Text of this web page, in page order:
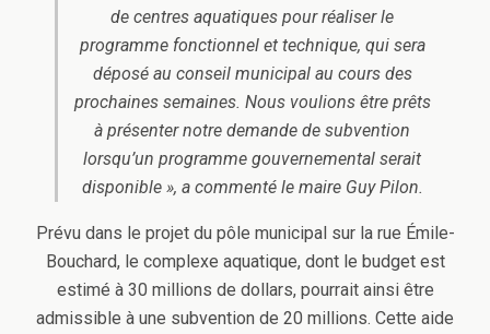
de centres aquatiques pour réaliser le
programme fonctionnel et technique, qui sera
déposé au conseil municipal au cours des
prochaines semaines. Nous voulions être prêts
à présenter notre demande de subvention
lorsqu’un programme gouvernemental serait
disponible », a commenté le maire Guy Pilon.
Prévu dans le projet du pôle municipal sur la rue Émile-
Bouchard, le complexe aquatique, dont le budget est
estimé à 30 millions de dollars, pourrait ainsi être
admissible à une subvention de 20 millions. Cette aide